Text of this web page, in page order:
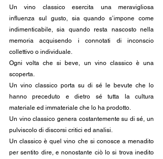
Un vino classico esercita una meravigliosa
influenza sul gusto, sia quando s’impone come
indimenticabile, sia quando resta nascosto nella
memoria acquisendo i connotati di inconscio
collettivo o individuale.
Ogni volta che si beve, un vino classico è una
scoperta.
Un vino classico porta su di sé le bevute che lo
hanno preceduto e dietro sé tutta la cultura
materiale ed immateriale che lo ha prodotto.
Un vino classico genera costantemente su di sé, un
pulviscolo di discorsi critici ed analisi.
Un classico è quel vino che si conosce a menadito
per sentito dire, e nonostante ciò lo si trova inedito